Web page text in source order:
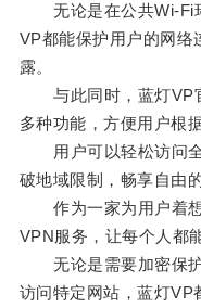
无论是在公共Wi-Fi
VP都能保护用户的网络
露。
与此同时，蓝灯VP
多种功能，方便用户根
用户可以轻松访问全
破地域限制，畅享自由
作为一家为用户着想
VPN服务，让每个人都
无论是需要加密保护
访问特定网站，蓝灯VP